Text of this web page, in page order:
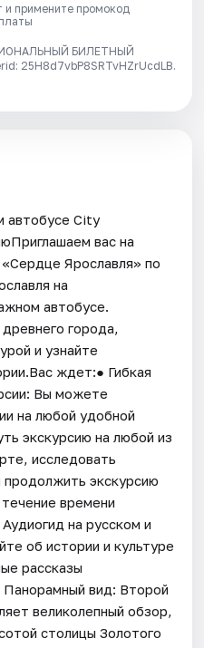
и примените промокод
БИЛЕТНЫЙ
25H8d7vbP8SRTvHZrUcdLB.
автобусе City
вас на
Ярославля» по
на
автобусе.
города,
и узнайте
ждет:● Гибкая
Вы можете
на любой удобной
экскурсию на любой из
исследовать
экскурсию
времени
на русском и
об истории и культуре
рассказы
Панорамный вид: Второй
великолепный обзор,
столицы Золотого